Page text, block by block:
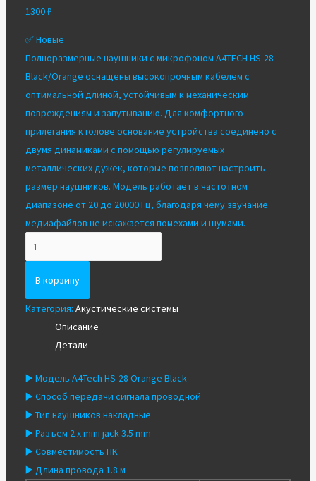
1300₽
✅ Новые
Полноразмерные наушники с микрофоном A4TECH HS-28
Black/Orange оснащены высокопрочным кабелем с
оптимальной длиной, устойчивым к механическим
повреждениям и запутыванию. Для комфортного
прилегания к голове основание устройства соединено с
двумя динамиками с помощью регулируемых
металлических дужек, которые позволяют настроить
размер наушников. Модель работает в частотном
диапазоне от 20 до 20000 Гц, благодаря чему звучание
медиафайлов не искажается помехами и шумами.
Гарнитура
A4Tech
HS-
28
Orange
В корзину
Категория: Акустические системы
Описание
Детали
▶️ Модель A4Tech HS-28 Orange Black
▶️ Способ передачи сигнала проводной
▶️ Тип наушников накладные
▶️ Разъем 2 x mini jack 3.5 mm
▶️ Совместимость ПК
▶️ Длина провода 1.8 м